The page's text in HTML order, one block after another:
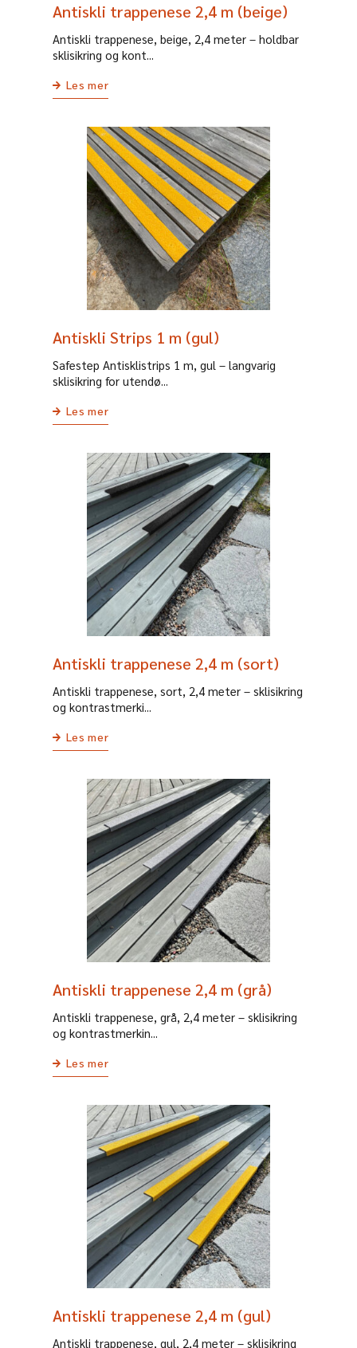
Antiskli trappenese 2,4 m (beige)
Antiskli trappenese, beige, 2,4 meter – holdbar
sklisikring og kont...
Les mer
Antiskli Strips 1 m (gul)
Safestep Antisklistrips 1 m, gul – langvarig
sklisikring for utendø...
Les mer
Antiskli trappenese 2,4 m (sort)
Antiskli trappenese, sort, 2,4 meter – sklisikring
og kontrastmerki...
Les mer
Antiskli trappenese 2,4 m (grå)
Antiskli trappenese, grå, 2,4 meter – sklisikring
og kontrastmerkin...
Les mer
Antiskli trappenese 2,4 m (gul)
Antiskli trappenese, gul, 2,4 meter – sklisikring